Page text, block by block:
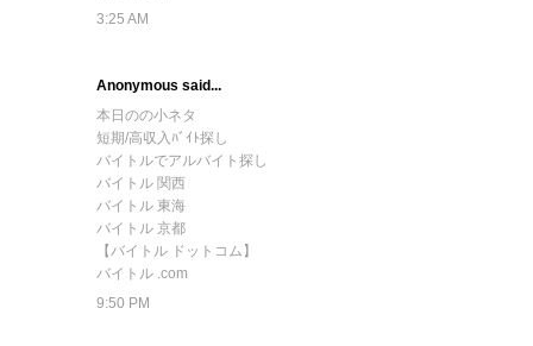
3:25 AM
Anonymous said...
本日のの小ネタ
短期/高収入ﾊﾞｲﾄ探し
バイトルでアルバイト探し
バイトル 関西
バイトル 東海
バイトル 京都
【バイトル ドットコム】
バイトル .com
9:50 PM